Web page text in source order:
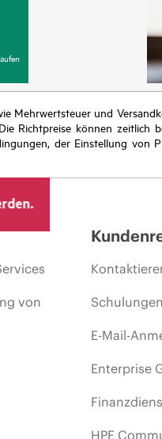
Mehrwertsteuer und
Richtpreise können zeitlich
der Einstellung von
von
E-Mail-
Enterprise
HPE